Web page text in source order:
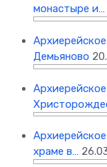
монастыре и…
Демьяново
храме в…